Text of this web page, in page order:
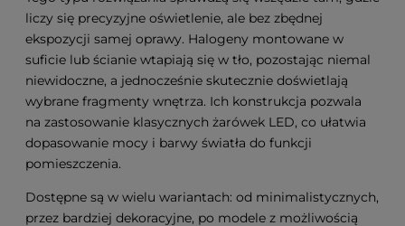
liczy się precyzyjne oświetlenie, ale bez zbędnej
ekspozycji samej oprawy. Halogeny montowane w
suficie lub ścianie wtapiają się w tło, pozostając niemal
niewidoczne, a jednocześnie skutecznie doświetlają
wybrane fragmenty wnętrza. Ich konstrukcja pozwala
na zastosowanie klasycznych żarówek LED, co ułatwia
dopasowanie mocy i barwy światła do funkcji
pomieszczenia.
Dostępne są w wielu wariantach: od minimalistycznych,
przez bardziej dekoracyjne, po modele z możliwością